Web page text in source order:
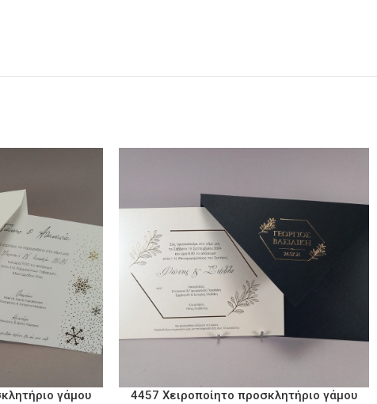
γάμου 4457 Χειροποίητο προσκλητήριο γάμου